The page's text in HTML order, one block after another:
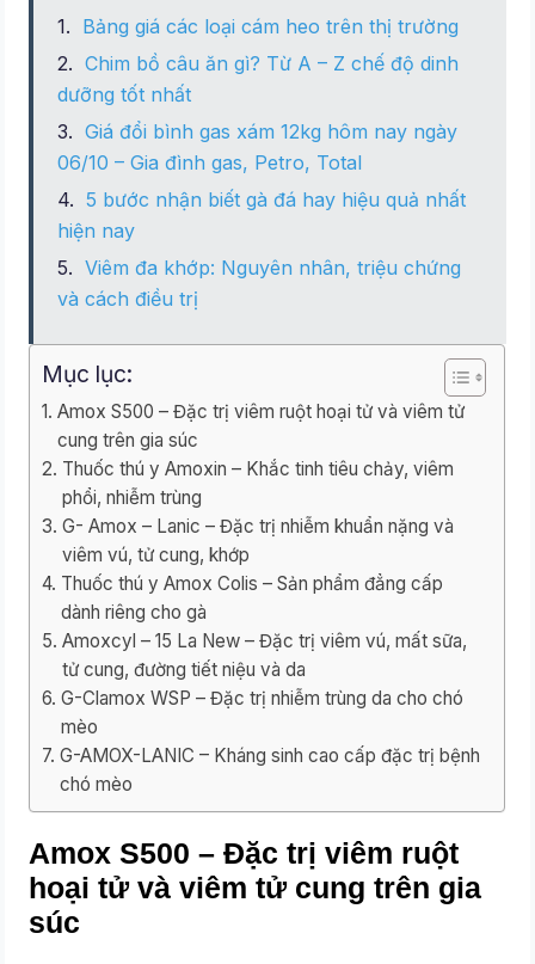
Bảng giá các loại cám heo trên thị trường
Chim bồ câu ăn gì? Từ A – Z chế độ dinh
dưỡng tốt nhất
Giá đổi bình gas xám 12kg hôm nay ngày
06/10 – Gia đình gas, Petro, Total
5 bước nhận biết gà đá hay hiệu quả nhất
hiện nay
Viêm đa khớp: Nguyên nhân, triệu chứng
và cách điều trị
Mục lục:
Amox S500 – Đặc trị viêm ruột hoại tử và viêm tử
cung trên gia súc
Thuốc thú y Amoxin – Khắc tinh tiêu chảy, viêm
phổi, nhiễm trùng
G- Amox – Lanic – Đặc trị nhiễm khuẩn nặng và
viêm vú, tử cung, khớp
Thuốc thú y Amox Colis – Sản phẩm đẳng cấp
dành riêng cho gà
Amoxcyl – 15 La New – Đặc trị viêm vú, mất sữa,
tử cung, đường tiết niệu và da
G-Clamox WSP – Đặc trị nhiễm trùng da cho chó
mèo
G-AMOX-LANIC – Kháng sinh cao cấp đặc trị bệnh
chó mèo
Amox S500 – Đặc trị viêm ruột
hoại tử và viêm tử cung trên gia
súc